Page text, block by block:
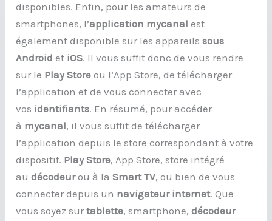
disponibles. Enfin, pour les amateurs de
smartphones, l’application mycanal est
également disponible sur les appareilssous
Android et iOS. Il vous suffit donc de vous rendre
sur le Play Store ou l’App Store, de télécharger
l’application et de vous connecter avec
vos identifiants. En résumé, pour accéder
à mycanal, il vous suffit de télécharger
l’application depuis le store correspondant à votre
dispositif. Play Store, App Store, store intégré
audécodeurou à laSmart TV, ou bien de vous
connecter depuis un navigateur internet. Que
vous soyez surtablette, smartphone,décodeur